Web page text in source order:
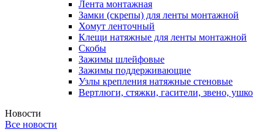
Лента монтажная
Замки (скрепы) для ленты монтажной
Хомут ленточный
Клещи натяжные для ленты монтажной
Скобы
Зажимы шлейфовые
Зажимы поддерживающие
Узлы крепления натяжные стеновые
Вертлюги, стяжки, гасители, звено, ушко
Новости
Все новости